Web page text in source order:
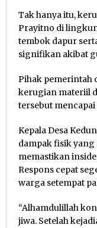
Tak hanya itu,
Prayitno di
tembok dapur
signifikan akibat
Pihak pemerintah
kerugian materiil
tersebut mencapai
Kepala Desa
dampak fisik
memastikan
Respons cepat
warga setempat
“Alhamdulillah
jiwa. Setelah